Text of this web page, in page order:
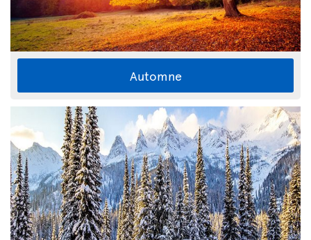
Automne